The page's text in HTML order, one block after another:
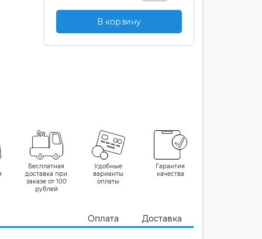
В корзину
Бесплатная
доставка при
заказе от 100
рублей
Удобные
варианты
оплаты
Гарантия
качества
Оплата Доставка